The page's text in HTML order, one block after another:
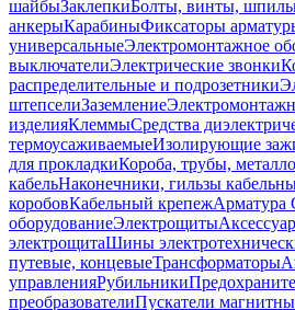
шайбыЗаклепкиБолты, винты,
анкерыКарабиныФиксаторы
универсальныеЭлектромонтажное
выключателиЭлектрические звонки
распределительные и подрозетники
штепселиЗаземление
изделияКлеммыСредства
термоусаживаемыеИзолирующие
для прокладкиКороба, трубы,
кабельНаконечники, гильзы
коробовКабельный крепеж
оборудованиеЭлектрощиты
электрощитаШины
путевые, концевыеТрансформаторы
управленияРубильники
преобразователиПускатели